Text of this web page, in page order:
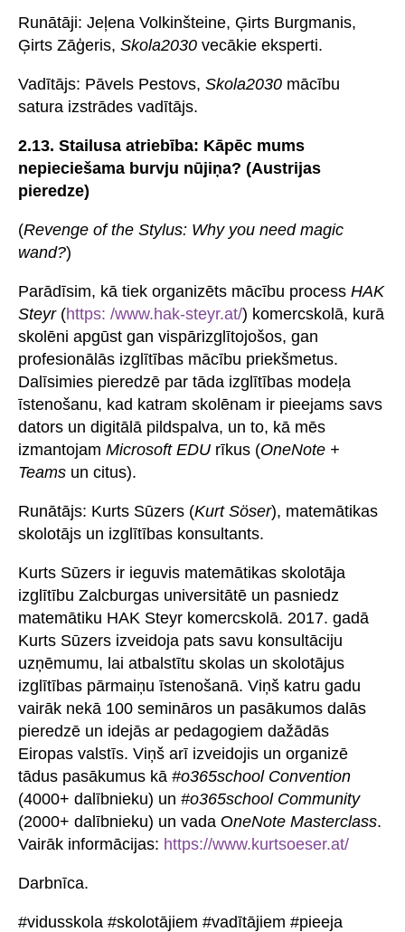
Runātāji: Jeļena Volkinšteine, Ģirts Burgmanis,
Ģirts Zāģeris, Skola2030 vecākie eksperti.
Vadītājs: Pāvels Pestovs, Skola2030 mācību
satura izstrādes vadītājs.
2.13. Stailusa atriebība: Kāpēc mums
nepieciešama burvju nūjiņa? (Austrijas
pieredze)
(Revenge of the Stylus: Why you need magic
wand?)
Parādīsim, kā tiek organizēts mācību process HAK
Steyr(https: /www.hak-steyr.at/) komercskolā, kurā
skolēni apgūst gan vispārizglītojošos, gan
profesionālās izglītības mācību priekšmetus.
Dalīsimies pieredzē par tāda izglītības modeļa
īstenošanu, kad katram skolēnam ir pieejams savs
dators un digitālā pildspalva, un to, kā mēs
izmantojam Microsoft EDU rīkus (OneNote +
Teams un citus).
Runātājs: Kurts Sūzers (Kurt Söser), matemātikas
skolotājs un izglītības konsultants.
Kurts Sūzers ir ieguvis matemātikas skolotāja
izglītību Zalcburgas universitātē un pasniedz
matemātiku HAK Steyr komercskolā. 2017. gadā
Kurts Sūzers izveidoja pats savu konsultāciju
uzņēmumu, lai atbalstītu skolas un skolotājus
izglītības pārmaiņu īstenošanā. Viņš katru gadu
vairāk nekā 100 semināros un pasākumos dalās
pieredzē un idejās ar pedagogiem dažādās
Eiropas valstīs. Viņš arī izveidojis un organizē
tādus pasākumus kā #o365school Convention
(4000+ dalībnieku) un #o365school Community
(2000+ dalībnieku) un vada OneNote Masterclass.
Vairāk informācijas: https://www.kurtsoeser.at/
Darbnīca.
#vidusskola #skolotājiem #vadītājiem #pieeja